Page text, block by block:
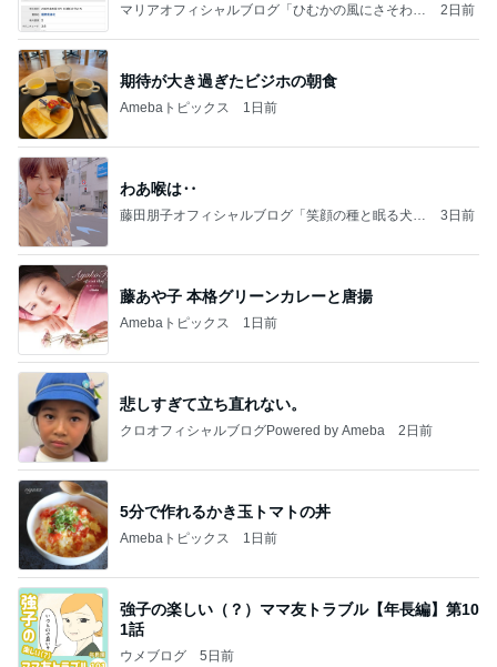
マリアオフィシャルブログ「ひむかの風にさそわれ
2日前
期待が大き過ぎたビジホの朝食
Amebaトピックス 1日前
わあ喉は‥
藤田朋子オフィシャルブログ「笑顔の種と眠る犬」
3日前
藤あや子 本格グリーンカレーと唐揚
Amebaトピックス 1日前
悲しすぎて立ち直れない。
クロオフィシャルブログPowered by Ameba 2日前
5分で作れるかき玉トマトの丼
Amebaトピックス 1日前
強子の楽しい（？）ママ友トラブル【年長編】第10
1話
ウメブログ 5日前